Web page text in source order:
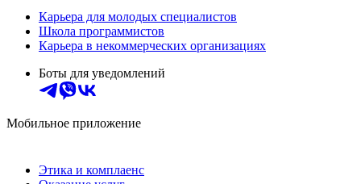
Карьера для молодых специалистов
Школа программистов
Карьера в некоммерческих организациях
Боты для уведомлений
Мобильное приложение
Этика и комплаенс